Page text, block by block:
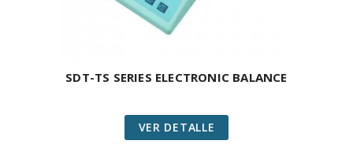
SDT-TS SERIES ELECTRONIC BALANCE
VER DETALLE